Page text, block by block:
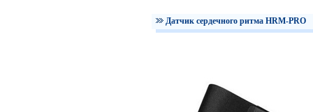
Датчик сердечного ритма HRM-PRO